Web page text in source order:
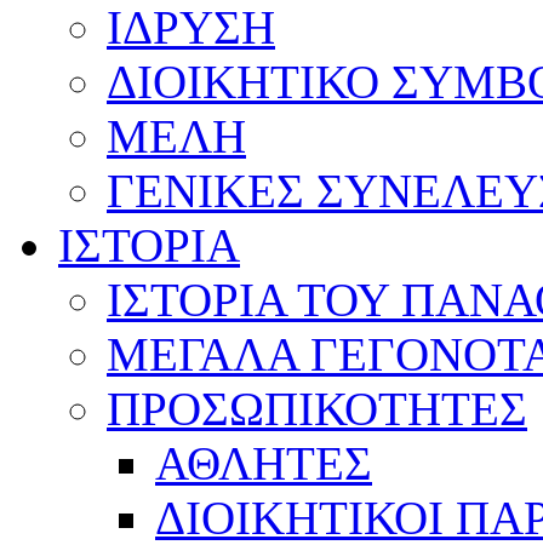
ΙΔΡΥΣΗ
ΔΙΟΙΚΗΤΙΚΟ
ΜΕΛΗ
ΓΕΝΙΚΕΣ
ΙΣΤΟΡΙΑ
ΙΣΤΟΡΙΑ ΤΟΥ
ΜΕΓΑΛΑ
ΠΡΟΣΩΠΙΚΟΤΗΤΕΣ
ΑΘΛΗΤΕΣ
ΔΙΟΙΚΗΤΙΚΟΙ